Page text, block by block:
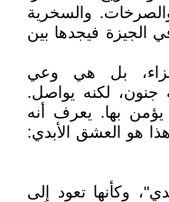
والصرخات. والسخرية
الجيزة فيجدها بين
بل هي وعي
جنون، لكنه يواصل.
بها. يعرف أنه
هو العشق الأبدي:
وكأنها تعود إلى